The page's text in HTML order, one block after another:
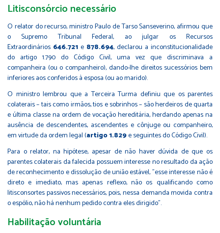
Litisconsórcio necessário
O relator do recurso, ministro Paulo de Tarso Sanseverino, afirmou que
o Supremo Tribunal Federal, ao julgar os Recursos
Extraordinários 646.721 e 878.694, declarou a inconstitucionalidade
do artigo 1.790 do Código Civil, uma vez que discriminava a
companheira (ou o c​ompanheiro), dando-lhe direitos sucessórios bem
inferiores aos conferidos à esposa (ou ao marido).
O ministro lembrou que a Terceira Turma definiu que os parentes
colaterais – tais como irmãos, tios e sobrinhos – são herdeiros de quarta
e última classe na ordem de vocação hereditária, herdando apenas na
ausência de descendentes, ascendentes e cônjuge ou companheiro,
em virtude da ordem legal (artigo 1.829e seguintes do Código Civil).
Para o relator, na hipótese, apesar de não haver dúvida de que os
parentes colaterais da falecida possuem interesse no resultado da ação
de reconhecimento e dissolução de união estável, "esse interesse não é
direto e imediato, mas apenas reflexo, não os qualificando como
litisconsortes passivos necessários, pois, nessa demanda movida contra
o espólio, não há nenhum pedido contra eles dirigido".
Habilitação voluntária